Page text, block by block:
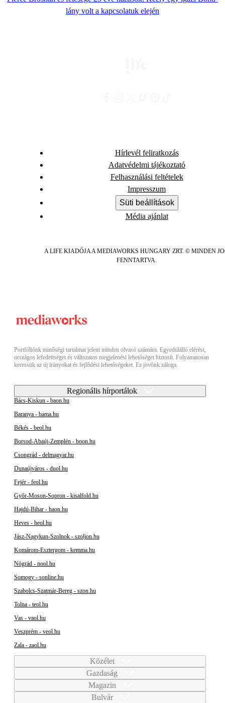
lány volt a kapcsolatuk elején
Hírlevél feliratkozás
Adatvédelmi tájékoztató
Felhasználási feltételek
Impresszum
Süti beállítások
Média ajánlat
A LIFE KIADÓJA A MEDIAWORKS HUNGARY ZRT. © MINDEN
FENNTARTVA.
Portfóliónk minőségi tartalmat jelent minden olvasó számára. Egyedülálló elérést,
országos lefedettséget és változatos megjelenési lehetőséget biztosít. Folyamatosan
keressük az új irányokat és fejlődési lehetőségeket. Ez jövőnk záloga.
Regionális hírportálok
Bács-Kiskun - baon.hu
Baranya - bama.hu
Békés - beol.hu
Borsod-Abaúj-Zemplén - boon.hu
Csongrád - delmagyar.hu
Dunaújváros - duol.hu
Fejér - feol.hu
Győr-Moson-Sopron - kisalfold.hu
Hajdú-Bihar - haon.hu
Heves - heol.hu
Jász-Nagykun-Szolnok - szoljon.hu
Komárom-Esztergom - kemma.hu
Nógrád - nool.hu
Somogy - sonline.hu
Szabolcs-Szatmár-Bereg - szon.hu
Tolna - teol.hu
Vas - vaol.hu
Veszprém - veol.hu
Zala - zaol.hu
Közélet
Gazdaság
Magazin
Bulvár